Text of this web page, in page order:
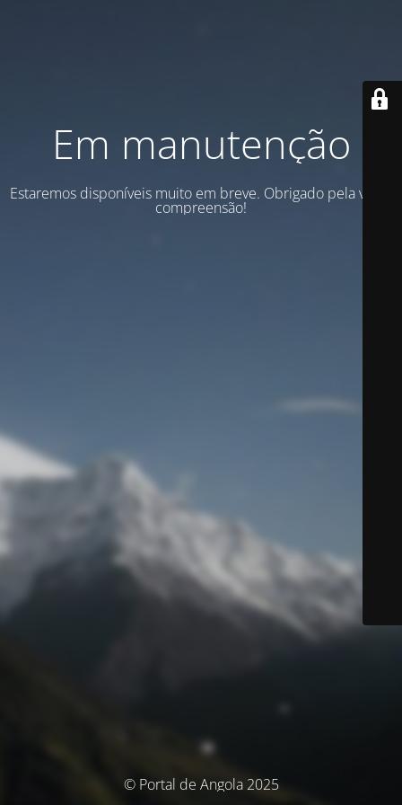
Em manutenção
Estaremos disponíveis muito em breve. Obrigado pela vossa
compreensão!
© Portal de Angola 2025